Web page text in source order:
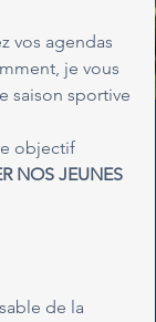
vos agendas
je vous
saison sportive
objectif
NOS JEUNES
de la